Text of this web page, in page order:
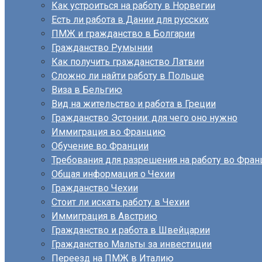
Как устроиться на работу в Норвегии
Есть ли работа в Дании для русских
ПМЖ и гражданство в Болгарии
Гражданство Румынии
Как получить гражданство Латвии
Сложно ли найти работу в Польше
Виза в Бельгию
Вид на жительство и работа в Греции
Гражданство Эстонии: для чего оно нужно
Иммиграция во Францию
Обучение во Франции
Требования для разрешения на работу во
Общая информация о Чехии
Гражданство Чехии
Стоит ли искать работу в Чехии
Иммиграция в Австрию
Гражданство и работа в Швейцарии
Гражданство Мальты за инвестиции
Переезд на ПМЖ в Италию